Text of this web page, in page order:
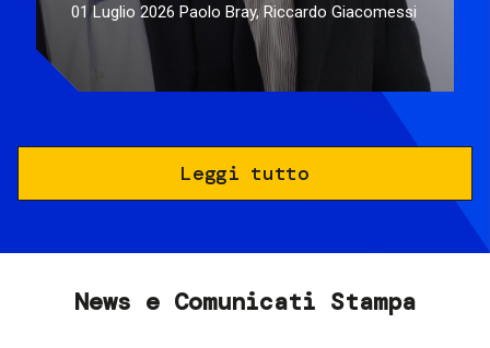
01 Luglio 2026 Paolo Bray, Riccardo Giacomessi
Leggi tutto
News e Comunicati Stampa